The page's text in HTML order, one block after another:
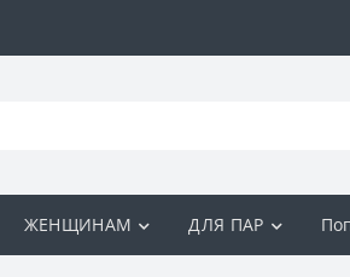
ЖЕНЩИНАМ ДЛЯ ПАР